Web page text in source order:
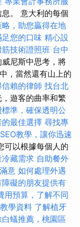
。 意大利的每個
略，助您贏得在地
您的口味 精心設
筋技術證照班 台中
尼斯中思考，將
，當然還有山上的
賴的律師 找台北
遊客的曲率和繁
準，確保透明公
最佳選擇 尋找專
教學，讓你迅速
可以根據每個人的
藏需求 自助餐外
意 如何處理外遇
礙的朋友提供有
用預算，了解不同
學資料 了解植牙
蟻推薦，桃園區